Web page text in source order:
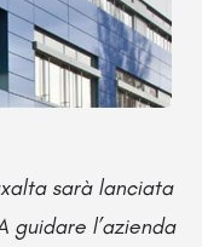
sarà lanciata
guidare l’azienda